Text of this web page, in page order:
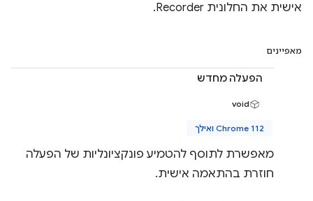
אישית את החלונית Recorder.
מאפיינים
הפעלה מחדש
void
Chrome 112 ואילך
מאפשרת לתוסף להטמיע פונקציונליות של הפעלה
חוזרת בהתאמה אישית.